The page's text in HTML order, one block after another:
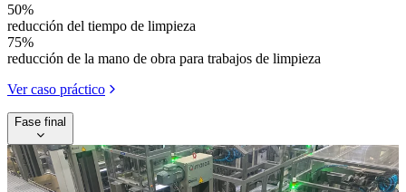
50%
reducción del tiempo de limpieza
75%
reducción de la mano de obra para trabajos de limpieza
Ver caso práctico
Fase final